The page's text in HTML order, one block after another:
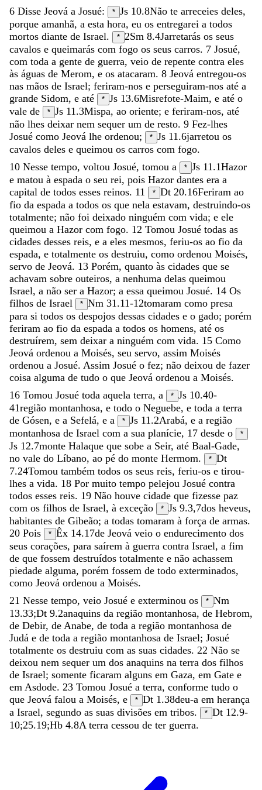
6 Disse Jeová a Josué: * Js 10.8Não te arreceies deles,
porque amanhã, a esta hora, eu os entregarei a todos
mortos diante de Israel. * 2Sm 8.4Jarretarás os seus
cavalos e queimarás com fogo os seus carros. 7 Josué,
com toda a gente de guerra, veio de repente contra eles
às águas de Merom, e os atacaram. 8 Jeová entregou-os
nas mãos de Israel; feriram-nos e perseguiram-nos até a
grande Sidom, e até * Js 13.6Misrefote-Maim, e até o
vale de * Js 11.3Mispa, ao oriente; e feriram-nos, até
não lhes deixar nem sequer um de resto. 9 Fez-lhes
Josué como Jeová lhe ordenou; * Js 11.6jarretou os
cavalos deles e queimou os carros com fogo.
10 Nesse tempo, voltou Josué, tomou a * Js 11.1Hazor
e matou à espada o seu rei, pois Hazor dantes era a
capital de todos esses reinos. 11 * Dt 20.16Feriram ao
fio da espada a todos os que nela estavam, destruindo-os
totalmente; não foi deixado ninguém com vida; e ele
queimou a Hazor com fogo. 12 Tomou Josué todas as
cidades desses reis, e a eles mesmos, feriu-os ao fio da
espada, e totalmente os destruiu, como ordenou Moisés,
servo de Jeová. 13 Porém, quanto às cidades que se
achavam sobre outeiros, a nenhuma delas queimou
Israel, a não ser a Hazor; a essa queimou Josué. 14 Os
filhos de Israel * Nm 31.11-12tomaram como presa
para si todos os despojos dessas cidades e o gado; porém
feriram ao fio da espada a todos os homens, até os
destruírem, sem deixar a ninguém com vida. 15 Como
Jeová ordenou a Moisés, seu servo, assim Moisés
ordenou a Josué. Assim Josué o fez; não deixou de fazer
coisa alguma de tudo o que Jeová ordenou a Moisés.
16 Tomou Josué toda aquela terra, a * Js 10.40-
41região montanhosa, e todo o Neguebe, e toda a terra
de Gósen, e a Sefelá, e a * Js 11.2Arabá, e a região
montanhosa de Israel com a sua planície, 17 desde o *
Js 12.7monte Halaque que sobe a Seir, até Baal-Gade,
no vale do Líbano, ao pé do monte Hermom. * Dt
7.24Tomou também todos os seus reis, feriu-os e tirou-
lhes a vida. 18 Por muito tempo pelejou Josué contra
todos esses reis. 19 Não houve cidade que fizesse paz
com os filhos de Israel, à exceção * Js 9.3,7dos heveus,
habitantes de Gibeão; a todas tomaram à força de armas.
20 Pois * Êx 14.17de Jeová veio o endurecimento dos
seus corações, para saírem à guerra contra Israel, a fim
de que fossem destruídos totalmente e não achassem
piedade alguma, porém fossem de todo exterminados,
como Jeová ordenou a Moisés.
21 Nesse tempo, veio Josué e exterminou os * Nm
13.33;Dt 9.2anaquins da região montanhosa, de Hebrom,
de Debir, de Anabe, de toda a região montanhosa de
Judá e de toda a região montanhosa de Israel; Josué
totalmente os destruiu com as suas cidades. 22 Não se
deixou nem sequer um dos anaquins na terra dos filhos
de Israel; somente ficaram alguns em Gaza, em Gate e
em Asdode. 23 Tomou Josué a terra, conforme tudo o
que Jeová falou a Moisés, e * Dt 1.38deu-a em herança
a Israel, segundo as suas divisões em tribos. * Dt 12.9-
10;25.19;Hb 4.8A terra cessou de ter guerra.